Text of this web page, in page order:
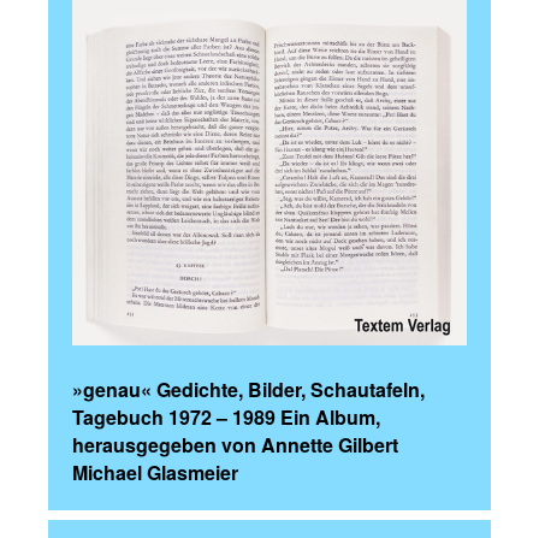
»genau« Gedichte, Bilder, Schautafeln,
Tagebuch 1972 – 1989 Ein Album,
herausgegeben von Annette Gilbert
Michael Glasmeier